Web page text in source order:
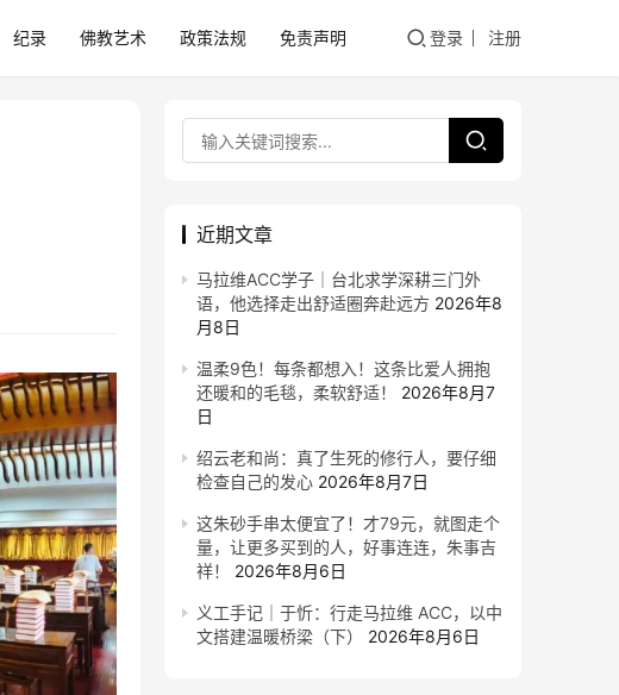
纪录 佛教艺术 政策法规 免责声明 登录 注册
近期文章
马拉维ACC学子｜台北求学深耕三门外
语，他选择走出舒适圈奔赴远方 2026年8
月8日
温柔9色！每条都想入！这条比爱人拥抱
还暖和的毛毯，柔软舒适！
2026年8月7
日
绍云老和尚：真了生死的修行人，要仔细
检查自己的发心 2026年8月7日
这朱砂手串太便宜了！才79元，就图走个
量，让更多买到的人，好事连连，朱事吉
祥！
2026年8月6日
义工手记｜于忻：行走马拉维 ACC，以中
文搭建温暖桥梁（下）
2026年8月6日